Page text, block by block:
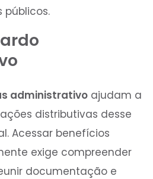
públicos.
administrativo ajudam a
distributivas desse
Acessar benefícios
exige compreender
documentação e